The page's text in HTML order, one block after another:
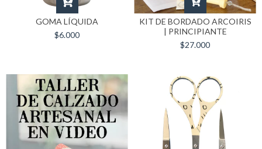
GOMA LÍQUIDA
$6.000
KIT DE BORDADO ARCOIRIS
| PRINCIPIANTE
$27.000